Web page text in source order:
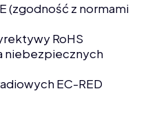
(zgodność z normami
RoHS
niebezpiecznych
EC-RED